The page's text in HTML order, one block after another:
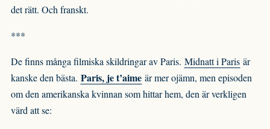
det rätt. Och franskt.
***
De finns många filmiska skildringar av Paris. Midnatt i Paris är
kanske den bästa. Paris, je t’aime är mer ojämn, men episoden
om den amerikanska kvinnan som hittar hem, den är verkligen
värd att se: